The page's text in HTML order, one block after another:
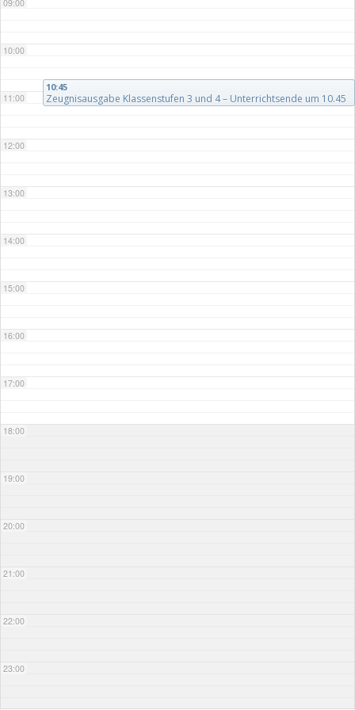
09:00
10:00
11:00
12:00
13:00
14:00
15:00
16:00
17:00
18:00
19:00
20:00
21:00
22:00
23:00
10:45
Zeugnisausgabe Klassenstufen 3 und 4 – Unterrichtsende um 10.45
Uhr